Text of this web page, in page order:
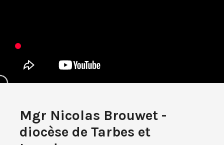
Mgr Nicolas Brouwet -
diocèse de Tarbes et